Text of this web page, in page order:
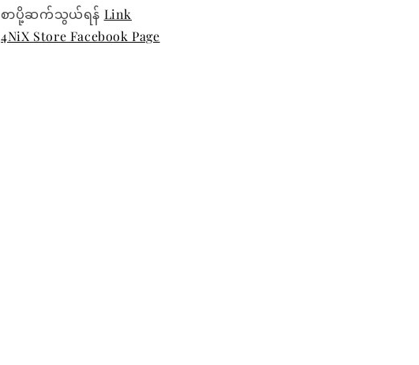
စာပို့ဆက်သွယ်ရန် Link
4NiX Store Facebook Page